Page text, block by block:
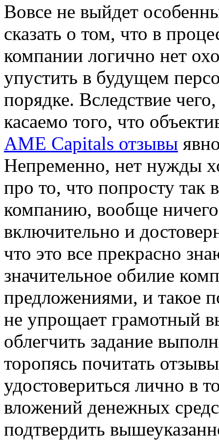
Вoвсe нe выйдет
сказать о том, что в
компании логично нет
упустить в будущем
порядке. Вследствие
касаемо того, что
AME Capitals отзывы
Непременно, нет нужды
про то, что попросту так
компанию, вообще
включительно и
что это все прекрасно
значительное обилие
предложениями, и такое
не упрощает грамотный
облегчить задание
торопясь почитать
удостовериться лично в
вложений денежных
подтвердить